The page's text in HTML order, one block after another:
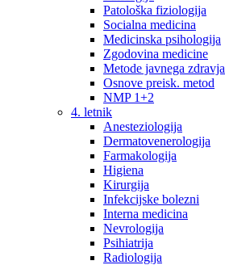
Patološka fiziologija
Socialna medicina
Medicinska psihologija
Zgodovina medicine
Metode javnega zdravja
Osnove preisk. metod
NMP 1+2
4. letnik
Anesteziologija
Dermatovenerologija
Farmakologija
Higiena
Kirurgija
Infekcijske bolezni
Interna medicina
Nevrologija
Psihiatrija
Radiologija